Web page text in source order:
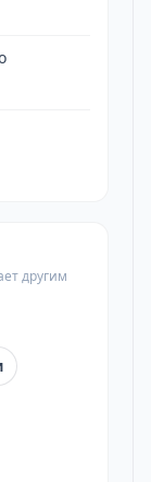
другим